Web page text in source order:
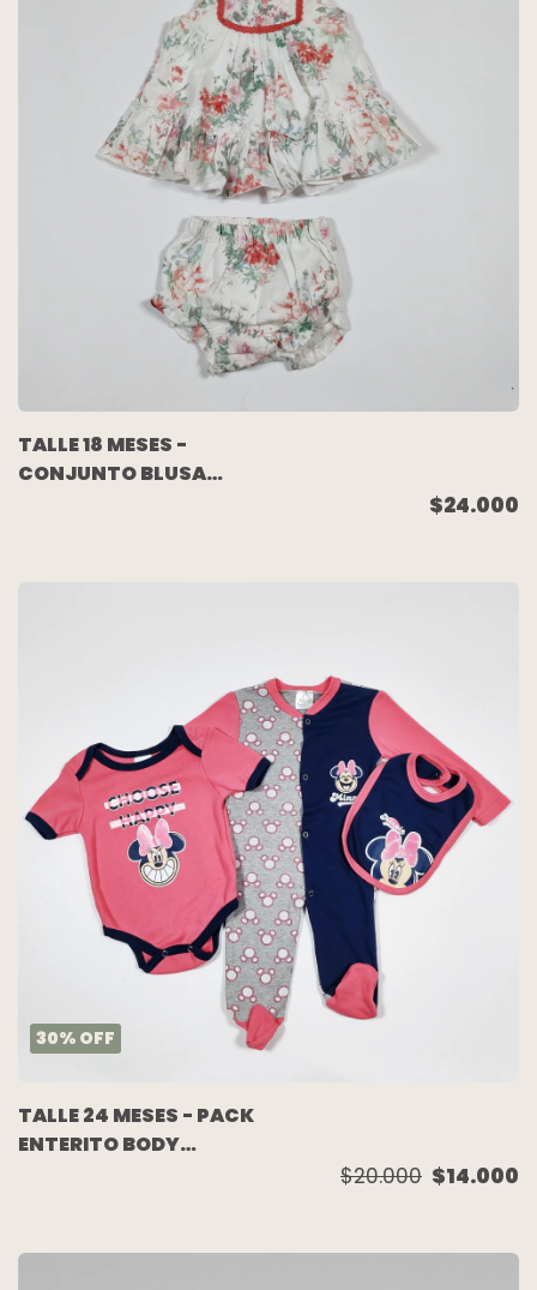
TALLE 18 MESES -
CONJUNTO BLUSA
$24.000
30% OFF
TALLE 24 MESES - PACK
ENTERITO BODY
$20.000 $14.000